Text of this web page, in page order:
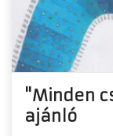
"Minden
ajánló